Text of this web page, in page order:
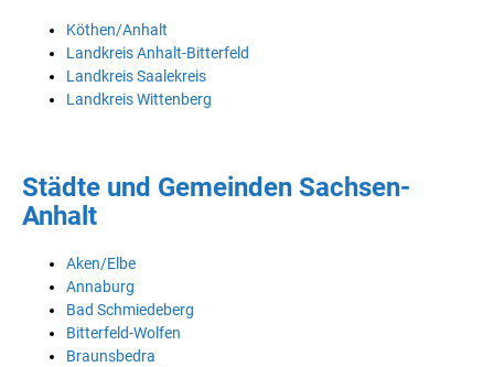
Köthen/Anhalt
Landkreis Anhalt-Bitterfeld
Landkreis Saalekreis
Landkreis Wittenberg
Städte und Gemeinden Sachsen-
Anhalt
Aken/Elbe
Annaburg
Bad Schmiedeberg
Bitterfeld-Wolfen
Braunsbedra